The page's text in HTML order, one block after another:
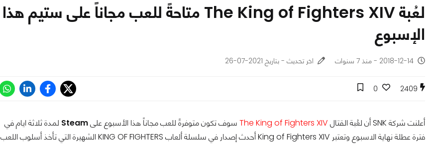
لعُبة The King of Fighters XIV متاحةً للعب مجاناً على ستيم هذا
الإسبوع
2018-12-14 - منذ 7 سنوات اخر تحديث - بتاريخ 2021-07-26
2409
0
أعلنت شركة SNK أن لعُبة القتال سوف تكون متوفرةً للعب مجاناً هذا الأسبوع علىSteam لمدة ثلاثة ايام في
فترة عطلة نهاية الاسبوع وتعتبر King of Fighters XIV أحدث إصدار في سلسلة ألعاب KING OF FIGHTERS الشهيرة التي تأخذ أسلوب اللعب